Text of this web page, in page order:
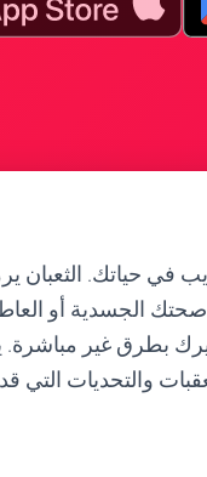
في حياتك. الثعبان
الجسدية أو
بطرق غير
والتحديات التي